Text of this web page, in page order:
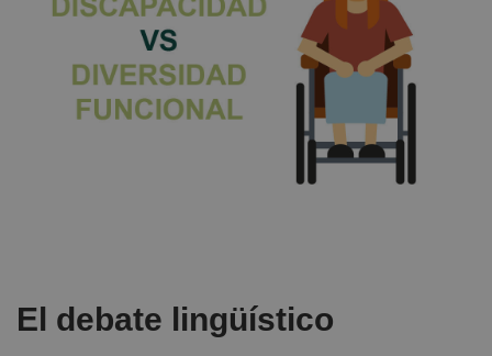
El debate lingüístico